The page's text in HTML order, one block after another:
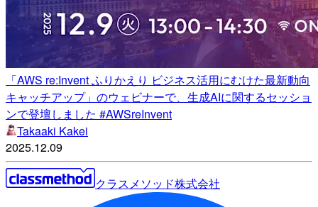
「AWS re:Invent ふりかえり ビジネス活用にむけた最新動向
キャッチアップ」のウェビナーで、生成AIに関するセッショ
ンで登壇しました #AWSreInvent
Takaaki Kakei
2025.12.09
クラスメソッド株式会社